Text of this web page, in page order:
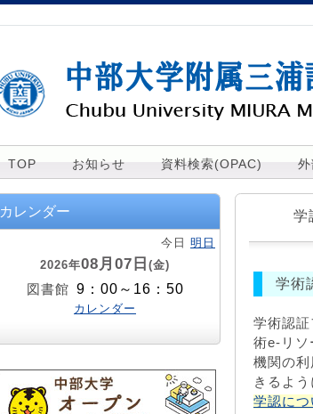
TOP お知らせ 資料検索(OPAC)
カレンダー
今日 明日
2026年08月07日 (金)
図書館 9：00～16：50
カレンダー
学
学術
学術認
術e-リソ
機関の
きるよう
学認につ